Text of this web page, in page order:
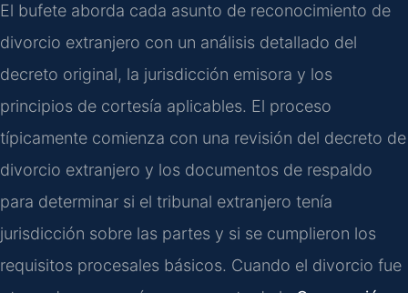
El bufete aborda cada asunto de reconocimiento de
divorcio extranjero con un análisis detallado del
decreto original, la jurisdicción emisora y los
principios de cortesía aplicables. El proceso
típicamente comienza con una revisión del decreto de
divorcio extranjero y los documentos de respaldo
para determinar si el tribunal extranjero tenía
jurisdicción sobre las partes y si se cumplieron los
requisitos procesales básicos. Cuando el divorcio fue